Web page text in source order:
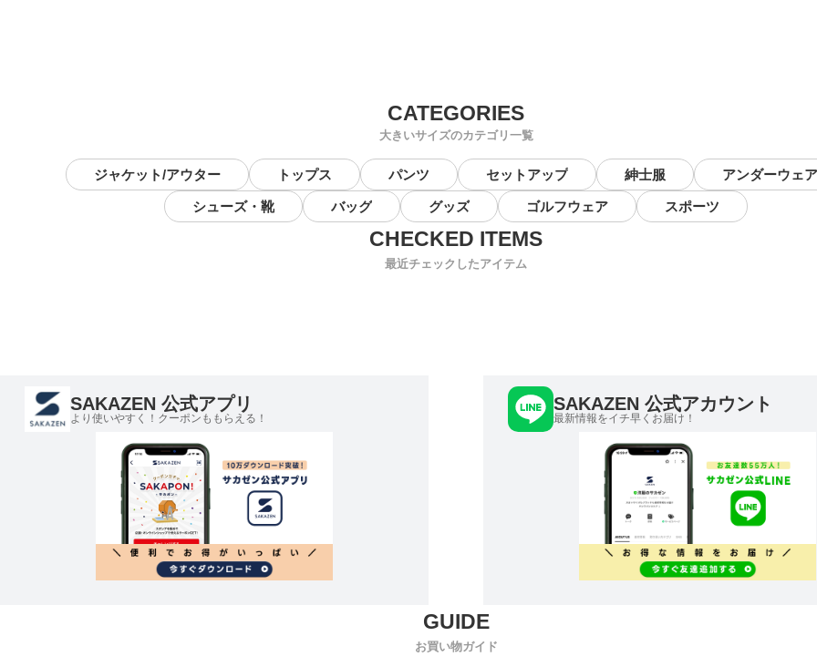
大きいサイズのカテゴリ一覧
ジャケット/アウター トップス パンツ セットアップ 紳士服 アンダーウェア
シューズ・靴 バッグ グッズ ゴルフウェア スポーツ
最近チェックしたアイテム
SAKAZEN 公式アプリ
より使いやすく！クーポンももらえる！
SAKAZEN 公式アカウント
最新情報をイチ早くお届け！
お買い物ガイド